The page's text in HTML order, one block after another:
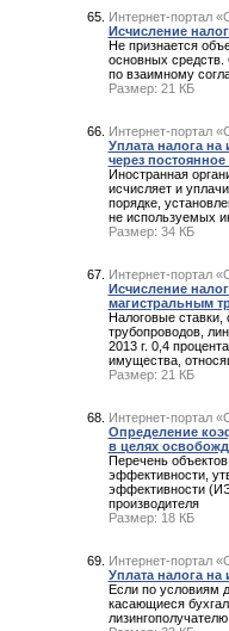
Интернет-портал
Исчисление
Не признается
основных средств.
по взаимному
Размер: 21 КБ
Интернет-портал
Уплата налога
через
Иностранная
исчисляет и
порядке,
не используемых
Размер: 34 КБ
Интернет-портал
Исчисление
магистральным
Налоговые ставки,
трубопроводов,
2013 г. 0,4
имущества,
Размер: 21 КБ
Интернет-портал
Определение
в целях
Перечень
эффективности,
эффективности
производителя
Размер: 18 КБ
Интернет-портал
Уплата налога
Если по условиям
касающиеся